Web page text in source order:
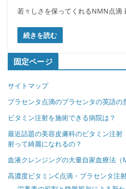
若々しさを保ってくれるNMN点滴
続きを読む
固定ページ
サイトマップ
プラセンタ点滴のプラセンタの英語の
ビタミン注射を施術できる病院は？
最近話題の美容皮膚科のビタミン注
射って綺麗になれるの？
血液クレンジングの大量自家血療法（
高濃度ビタミンC点滴・プラセンタ注